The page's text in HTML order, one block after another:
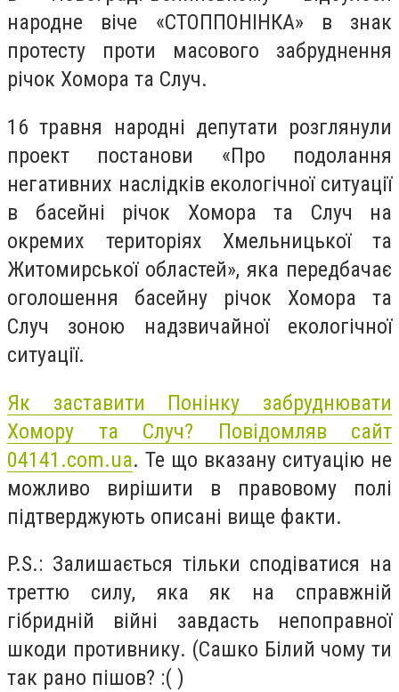
народне віче «СТОППОНІНКА» в знак
протесту проти масового забруднення
річок Хомора та Случ.
16 травня народні депутати розглянули
проект постанови «Про подолання
негативних наслідків екологічної ситуації
в басейні річок Хомора та Случ на
окремих територіях Хмельницької та
Житомирської областей», яка передбачає
оголошення басейну річок Хомора та
Случ зоною надзвичайної екологічної
ситуації.
Як заставити Понінку забруднювати
Хомору та Случ? Повідомляв сайт
04141.com.ua. Те що вказану ситуацію не
можливо вирішити в правовому полі
підтверджують описані вище факти.
P.S.: Залишається тільки сподіватися на
треттю силу, яка як на справжній
гібридній війні завдасть непоправної
шкоди противнику. (Сашко Білий чому ти
так рано пішов? :( )